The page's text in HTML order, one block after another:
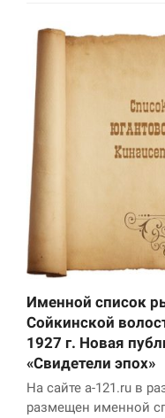
Именной список
Сойкинской
1927 г. Новая
«Свидетели эпох»
На сайте a-121.ru в
размещен именной